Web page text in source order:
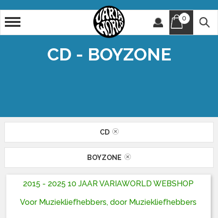
0
CD - BOYZONE
CD
BOYZONE
2015 - 2025 10 JAAR VARIAWORLD WEBSHOP
Voor Muziekliefhebbers, door Muziekliefhebbers